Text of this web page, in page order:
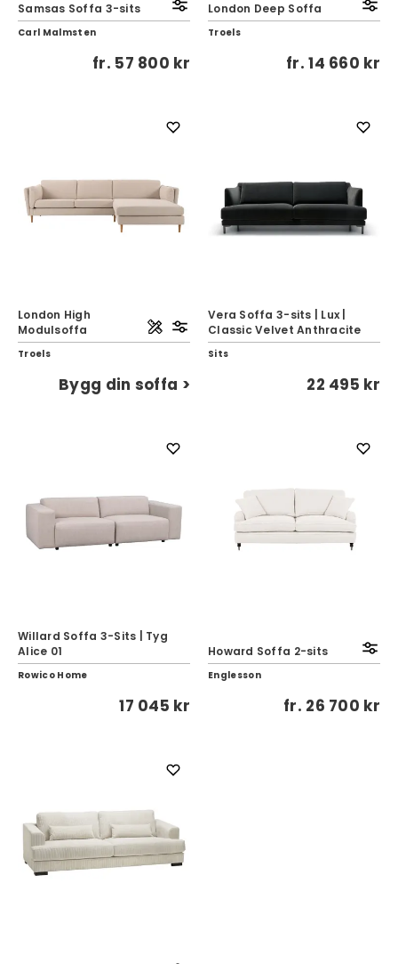
Samsas Soffa 3-sits
Carl Malmsten
fr. 57 800 kr
London Deep Soffa
Troels
fr.14 660 kr
London High
Modulsoffa
Troels
Bygg din soffa >
Vera Soffa 3-sits | Lux |
Classic Velvet Anthracite
Sits
22 495 kr
Willard Soffa 3-Sits | Tyg
Alice 01
Rowico Home
17 045 kr
Howard Soffa 2-sits
Englesson
fr. 26 700 kr